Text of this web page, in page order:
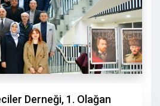
Derneği, 1. Olağan